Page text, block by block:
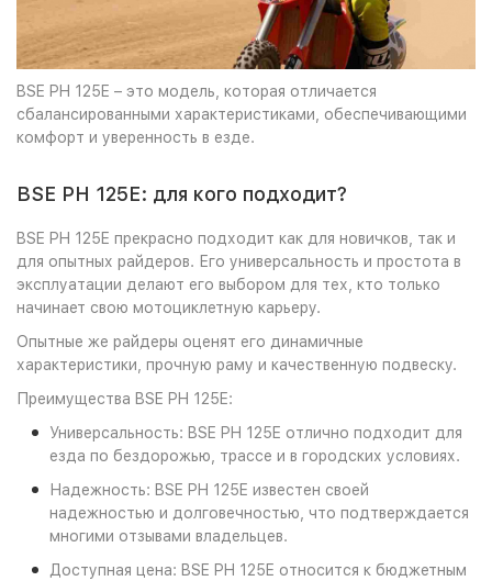
BSE PH 125E – это модель, которая отличается
сбалансированными характеристиками, обеспечивающими
комфорт и уверенность в езде.
BSE PH 125E: для кого подходит?
BSE PH 125E прекрасно подходит как для новичков, так и
для опытных райдеров. Его универсальность и простота в
эксплуатации делают его выбором для тех, кто только
начинает свою мотоциклетную карьеру.
Опытные же райдеры оценят его динамичные
характеристики, прочную раму и качественную подвеску.
Преимущества BSE PH 125E:
Универсальность: BSE PH 125E отлично подходит для
езда по бездорожью, трассе и в городских условиях.
Надежность: BSE PH 125E известен своей
надежностью и долговечностью, что подтверждается
многими отзывами владельцев.
Доступная цена: BSE PH 125E относится к бюджетным